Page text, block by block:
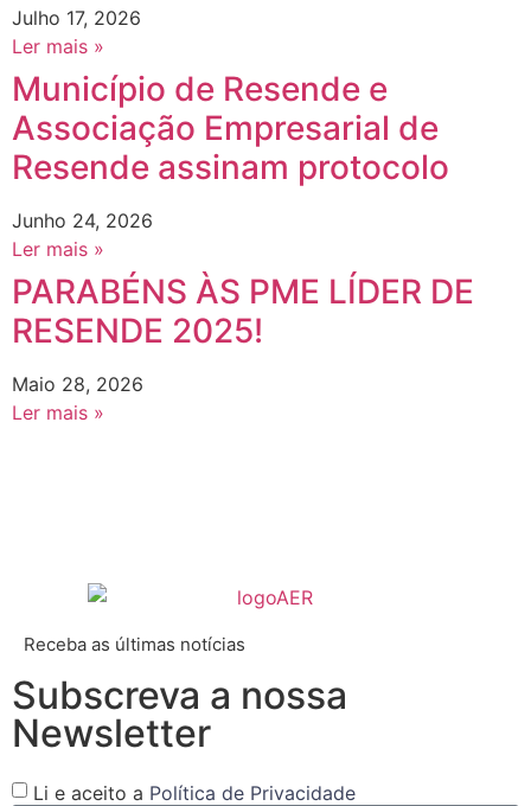
Julho 17, 2026
Ler mais »
Município de Resende e
Associação Empresarial de
Resende assinam protocolo
Junho 24, 2026
Ler mais »
PARABÉNS ÀS PME LÍDER DE
RESENDE 2025!
Maio 28, 2026
Ler mais »
Receba as últimas notícias
Subscreva a nossa
Newsletter
Li e aceito a Política de Privacidade